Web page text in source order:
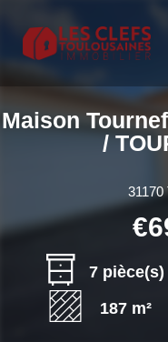
Maison
/
7 pièce(s)
187 m²